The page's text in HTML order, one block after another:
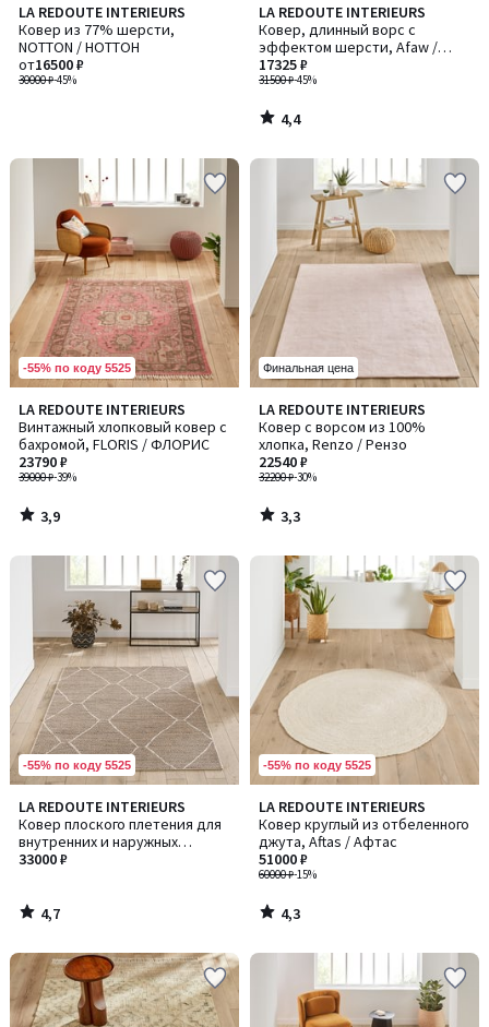
LA REDOUTE INTERIEURS
Ковер из 77% шерсти,
NOTTON / НОТТОН
30000 ₽-45%
от16500 ₽
LA REDOUTE INTERIEURS
Ковер, длинный ворс с
эффектом шерсти, Afaw /
Афау
31500 ₽-45%
17325 ₽
4,4
/ 5
4,4
/
-55% по коду 5525
LA REDOUTE INTERIEURS
Винтажный хлопковый ковер с
бахромой, FLORIS / ФЛОРИС
39000 ₽-39%
23790 ₽
3,9
/ 5
3,9
/
Финальная цена
LA REDOUTE INTERIEURS
Ковер с ворсом из 100%
хлопка, Renzo / Рензо
32200 ₽-30%
22540 ₽
3,3
/ 5
3,3
/
-55% по коду 5525
LA REDOUTE INTERIEURS
Ковер плоского плетения для
внутренних и наружных
помещений , Helga / Хельга
33000 ₽
4,7
/ 5
4,7
/
-55% по коду 5525
LA REDOUTE INTERIEURS
Ковер круглый из отбеленного
джута, Aftas / Афтас
60000 ₽-15%
51000 ₽
4,3
/ 5
4,3
/